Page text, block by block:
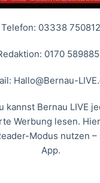
Telefon: 03338 750812
0170
Hallo@Bernau-
kannst Bernau LIVE
Werbung lesen.
Modus nutzen
App.